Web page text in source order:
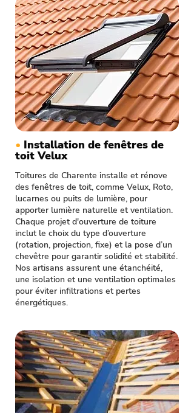
• Installation de fenêtres de
toit Velux
Toitures de Charente installe et rénove
des fenêtres de toit, comme Velux, Roto,
lucarnes ou puits de lumière, pour
apporter lumière naturelle et ventilation.
Chaque projet d'ouverture de toiture
inclut le choix du type d’ouverture
(rotation, projection, fixe) et la pose d’un
chevêtre pour garantir solidité et stabilité.
Nos artisans assurent une étanchéité,
une isolation et une ventilation optimales
pour éviter infiltrations et pertes
énergétiques.